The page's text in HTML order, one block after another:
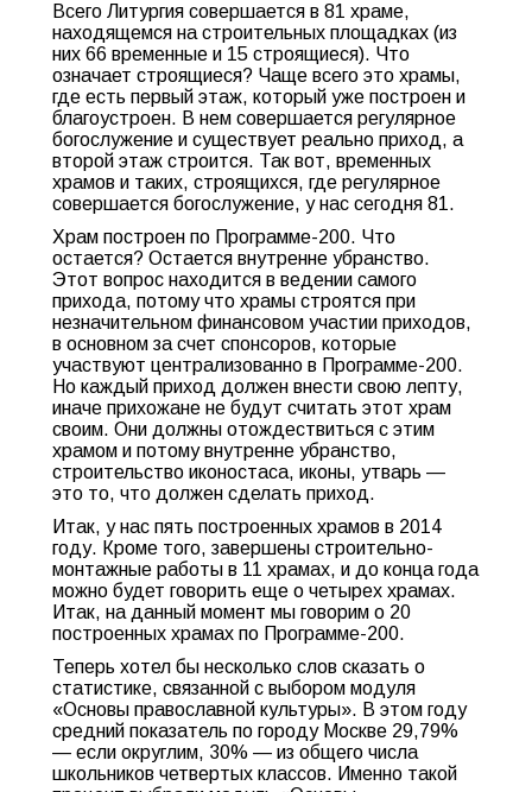
Всего Литургия совершается в 81 храме,
находящемся на строительных площадках (из
них 66 временные и 15 строящиеся). Что
означает строящиеся? Чаще всего это храмы,
где есть первый этаж, который уже построен и
благоустроен. В нем совершается регулярное
богослужение и существует реально приход, а
второй этаж строится. Так вот, временных
храмов и таких, строящихся, где регулярное
совершается богослужение, у нас сегодня 81.
Храм построен по Программе-200. Что
остается? Остается внутренне убранство.
Этот вопрос находится в ведении самого
прихода, потому что храмы строятся при
незначительном финансовом участии приходов,
в основном за счет спонсоров, которые
участвуют централизованно в Программе-200.
Но каждый приход должен внести свою лепту,
иначе прихожане не будут считать этот храм
своим. Они должны отождествиться с этим
храмом и потому внутренне убранство,
строительство иконостаса, иконы, утварь —
это то, что должен сделать приход.
Итак, у нас пять построенных храмов в 2014
году. Кроме того, завершены строительно-
монтажные работы в 11 храмах, и до конца года
можно будет говорить еще о четырех храмах.
Итак, на данный момент мы говорим о 20
построенных храмах по Программе-200.
Теперь хотел бы несколько слов сказать о
статистике, связанной с выбором модуля
«Основы православной культуры». В этом году
средний показатель по городу Москве 29,79%
— если округлим, 30% — из общего числа
школьников четвертых классов. Именно такой